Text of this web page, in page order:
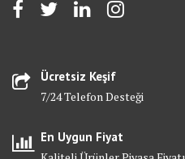
Ücretsiz Keşif
7/24 Telefon Desteği
En Uygun Fiyat